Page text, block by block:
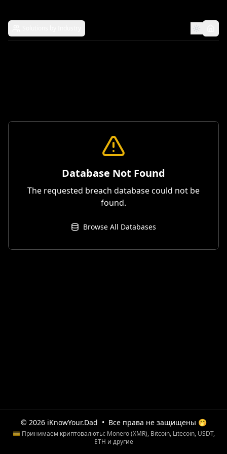
Database Not Found
The requested breach database could not be
found.
Browse All Databases
© 2026 iKnowYour.Dad • Все права не защищены 🤭
💳 Принимаем криптовалюты: Monero (XMR), Bitcoin, Litecoin, USDT,
ETH и другие